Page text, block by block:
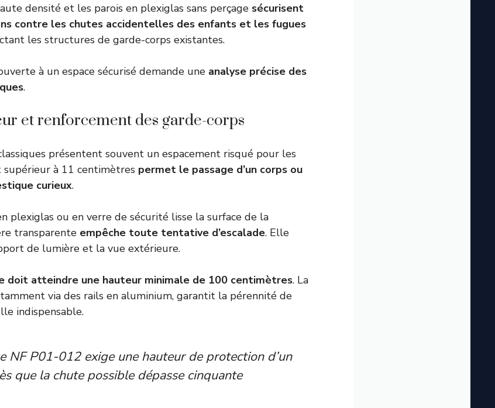
densité et les parois en plexiglas sans perçage sécurisent
contre les chutes accidentelles des enfants et les fugues
les structures de garde-corps existantes.
à un espace sécurisé demande une analyse précise des
.
et renforcement des garde-corps
présentent souvent un espacement risqué pour les
supérieur à 11 centimètres permet le passage d’un corps ou
curieux.
plexiglas ou en verre de sécurité lisse la surface de la
transparente empêche toute tentative d’escalade. Elle
de lumière et la vue extérieure.
doit atteindre une hauteur minimale de 100 centimètres. La
via des rails en aluminium, garantit la pérennité de
indispensable.
NF P01-012 exige une hauteur de protection d’un
que la chute possible dépasse cinquante